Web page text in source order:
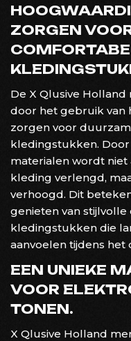
ZORGEN
De X Qlusive
door het gebruik van
zorgen voor
kledingstukken.
materialen wordt
kleding verlengd,
verhoogd. Dit
genieten van
kledingstukken die
aanvoelen tijdens het
EEN UNIEKE
VOOR
TONEN.
X Qlusive Holland